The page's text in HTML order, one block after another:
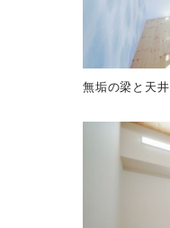
無垢の梁と天井